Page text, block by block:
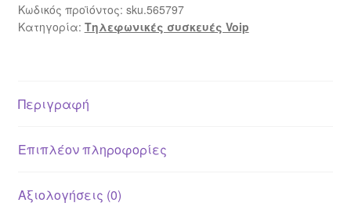
Κωδικός προϊόντος: sku.565797
Κατηγορία: Τηλεφωνικές συσκευές Voip
Περιγραφή
Επιπλέον πληροφορίες
Αξιολογήσεις (0)